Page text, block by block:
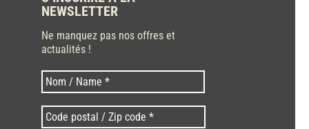
NEWSLETTER
Ne manquez pas nos offres et
actualités !
Nom * Nom
Code
postal